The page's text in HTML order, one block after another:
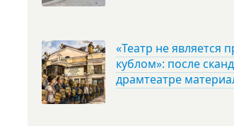
«Театр не является
кублом»: после
драмтеатре